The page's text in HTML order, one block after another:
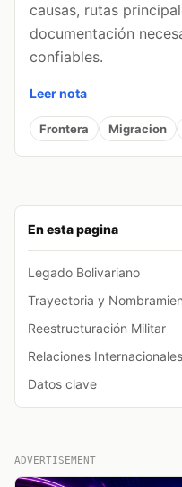
En esta pagina
Legado Bolivariano
Trayectoria y
Reestructuración Militar
Relaciones
Datos clave
causas, rutas
documentación
confiables.
Leer nota
Frontera Migracion
ADVERTISEMENT